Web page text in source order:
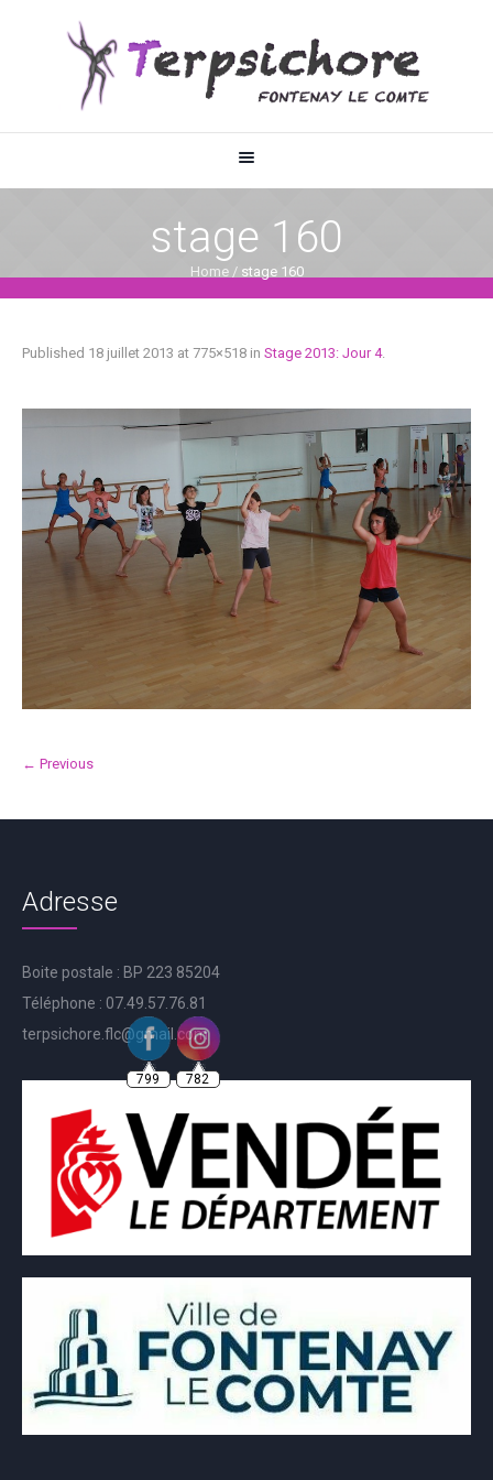
stage 160
Home / stage 160
Published 18 juillet 2013 at 775×518 in Stage 2013: Jour 4.
← Previous
Adresse
Boite postale : BP 223 85204
Téléphone : 07.49.57.76.81
terpsichore.flc@gmail.com
799 782